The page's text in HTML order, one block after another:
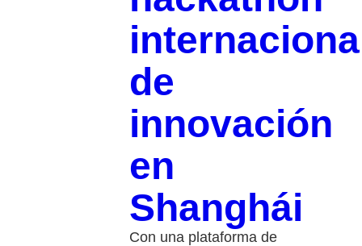
de
innovación
en
Shanghái
Con una plataforma de